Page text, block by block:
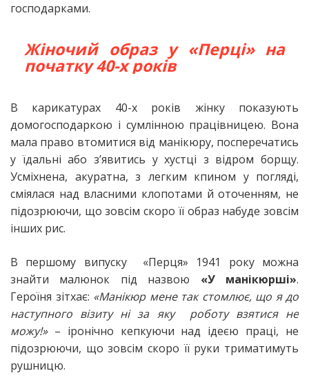
господарками.
Жіночий образ у «Перці» на
початку 40-х років
В карикатурах 40-х років жінку показують
домогосподаркою і сумлінною працівницею. Вона
мала право втомитися від манікюру, посперечатись
у їдальні або з’явитись у хустці з відром борщу.
Усміхнена, акуратна, з легким кпином у погляді,
сміялася над власними клопотами й оточенням, не
підозрюючи, що зовсім скоро її образ набуде зовсім
інших рис.
В першому випуску «Перця» 1941 року можна
знайти малюнок під назвою «У манікюрші».
Героїня зітхає: «Манікюр мене так стомлює, що я до
наступного візиту ні за яку роботу взятися не
можу!»– іронічно кепкуючи над ідеєю праці, не
підозрюючи, що зовсім скоро її руки триматимуть
рушницю.